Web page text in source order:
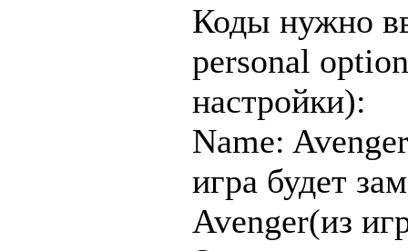
Коды нужно
personal
настройки):
Name:
игра будет
Avenger(из